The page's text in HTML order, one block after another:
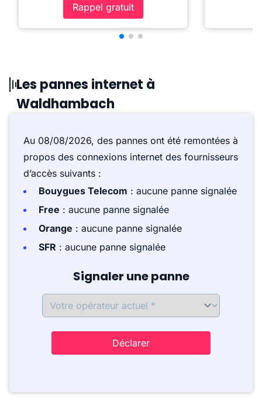
Rappel gratuit
Les pannes internet à
Waldhambach
Au 08/08/2026, des pannes ont été remontées à
propos des connexions internet des fournisseurs
d’accès suivants :
Bouygues Telecom : aucune panne signalée
Free : aucune panne signalée
Orange : aucune panne signalée
SFR : aucune panne signalée
Signaler une panne
Déclarer